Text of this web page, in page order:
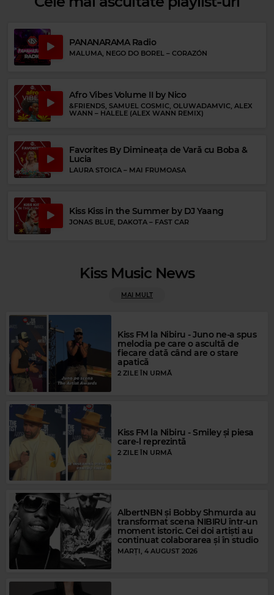
Rock 80s & 90s
Magic FM
Magic Gold
RAY CHARLES
Magic Party Mix
MAGIC PARTY MIX –MAGIC PARTY MIX
Magic Relax
CHRIS COCO
PANANARAMA Radio
MALUMA, NEGO DO BOREL – CORAZÓN
Afro Vibes Volume II by Nico
&FRIENDS, SAMUEL COSMIC, OLUWADAMVIC, ALEX
WANN – HALELE (ALEX WANN REMIX)
Favorites By Dimineața de Vară cu Boba &
Lucia
LAURA STOICA – MAI FRUMOASA
Kiss Kiss in the Summer by DJ Yaang
JONAS BLUE, DAKOTA – FAST CAR
Kiss Music News
MAI MULT
Kiss FM la Nibiru - Juno ne-a spus
melodia pe care o ascultă de
fiecare dată când are o stare
apatică
2 ZILE ÎN URMĂ
Kiss FM la Nibiru - Smiley și piesa
care-l reprezintă
2 ZILE ÎN URMĂ
AlbertNBN și Bobby Shmurda au
transformat scena NIBIRU într-un
moment istoric. Cei doi artiști au
continuat colaborarea și în studio
MARȚI, 4 AUGUST 2026